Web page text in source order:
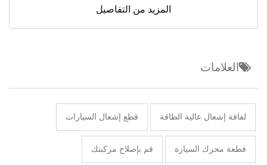
المزيد من التفاصيل
العلامات
لفافة إشعال عالية الطاقة قطع إشعال السيارات
قطعة محرك السيارة قم بإصلاح مركبتك